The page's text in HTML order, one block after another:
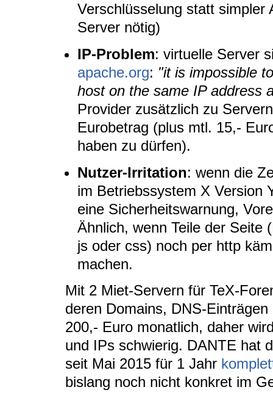
Verschlüsselung statt simpler
Server nötig)
IP-Problem: virtuelle Server
apache.org: "it is impossible
host on the same IP address
Provider zusätzlich zu
Eurobetrag (plus mtl. 15,-
haben zu dürfen).
Nutzer-Irritation: wenn die
im Betriebssystem X Version
eine Sicherheitswarnung,
Ähnlich, wenn Teile der Seite
js oder css) noch per http
machen.
Mit 2 Miet-Servern für TeX-
deren Domains, DNS-
200,- Euro monatlich, daher
und IPs schwierig. DANTE hat
seit Mai 2015 für 1 Jahr
bislang noch nicht konkret im